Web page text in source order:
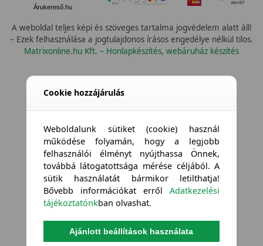
Árukereső.hu
A weboldal teljes képi és szöveges tartalma jogvédelem alatt áll!
– Ezek felhasználása a jogtulajdonos írásos engedélye nélkül tilos.
Matrixonline.hu Kft. – Honlapkészítés, webáruház készítés
Cookie hozzájárulás
Weboldalunk sütiket (cookie) használ
működése folyamán, hogy a legjobb
felhasználói élményt nyújthassa Önnek,
továbbá látogatottsága mérése céljából. A
sütik használatát bármikor letilthatja!
Bővebb információkat errőlAdatkezelési
tájékoztatónkban olvashat.
Ajánlott beállítások használata